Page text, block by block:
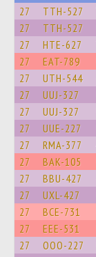
27 TTH-527
27 TTH-527
27 HTE-627
27 EAT-789
27 UTH-544
27 UUJ-327
27 UUJ-327
27 UUE-227
27 RMA-377
27 BAK-105
27 BBU-427
27 UXL-427
27 BCE-731
27 EEE-531
27 OOO-227